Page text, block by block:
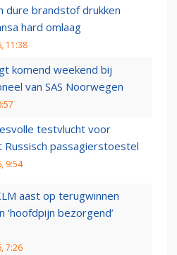
dure brandstof drukken
hard omlaag
11:38
komend weekend bij
van SAS Noorwegen
testvlucht voor
Russisch passagierstoestel
9:54
aast op terugwinnen
‘hoofdpijn bezorgend’
7:26